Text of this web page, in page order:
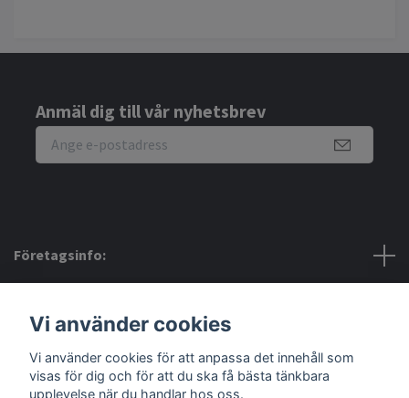
Anmäl dig till vår nyhetsbrev
Företagsinfo:
Sociala medier
Vi använder cookies
Vi använder cookies för att anpassa det innehåll som
visas för dig och för att du ska få bästa tänkbara
upplevelse när du handlar hos oss.